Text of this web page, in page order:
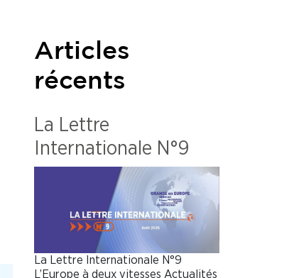
Articles
récents
La Lettre
Internationale N°9
La Lettre Internationale N°9
L’Europe à deux vitesses Actualités